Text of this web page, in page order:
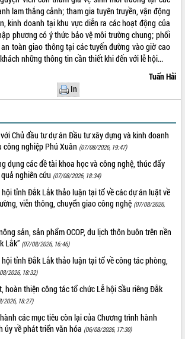
để phát.
lam thắng cảnh; tham gia tuyên truyền, vận động
kinh doanh tại khu vực diễn ra các hoạt động của
phương có ý thức bảo vệ môi trường chung; phối
toàn giao thông tại các tuyến đường vào giờ cao
những thông tin cần thiết khi đến với lễ hội...
Tuấn Hải
In
Chủ đầu tư dự án Đầu tư xây dựng và kinh doanh
công nghiệp Phú Xuân (07/08/2026, 19:47)
dụng các đề tài khoa học và công nghệ, thúc đẩy
nghiên cứu (07/08/2026, 18:34)
tỉnh Đắk Lắk thảo luận tại tổ về các dự án luật về
viễn thông, chuyển giao công nghệ (07/08/2026,
sản, sản phẩm OCOP, du lịch thôn buôn trên nền
Lắk” (07/08/2026, 16:46)
tỉnh Đắk Lắk thảo luận tại tổ về công tác phòng,
2026, 18:32)
hoàn thiện công tác tổ chức Lễ hội Sầu riêng Đắk
2026, 18:27)
các mục tiêu còn lại của Chương trình hành
ủy về phát triển văn hóa (06/08/2026, 17:30)